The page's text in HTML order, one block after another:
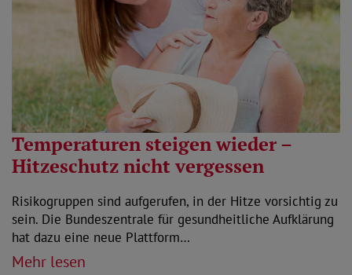
Temperaturen steigen wieder –
Hitzeschutz nicht vergessen
Risikogruppen sind aufgerufen, in der Hitze vorsichtig zu
sein. Die Bundeszentrale für gesundheitliche Aufklärung
hat dazu eine neue Plattform…
Mehr lesen